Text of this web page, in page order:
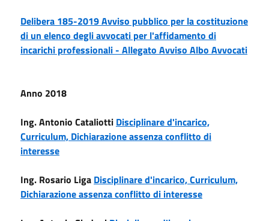
Delibera 185-2019 Avviso pubblico per la costituzione
di un elenco degli avvocati per l'affidamento di
incarichi professionali - Allegato Avviso Albo Avvocati
Anno 2018
Ing. Antonio Cataliotti Disciplinare d'incarico,
Curriculum, Dichiarazione assenza conflitto di
interesse
Ing. Rosario Liga Disciplinare d'incarico,Curriculum,
Dichiarazione assenza conflitto di interesse